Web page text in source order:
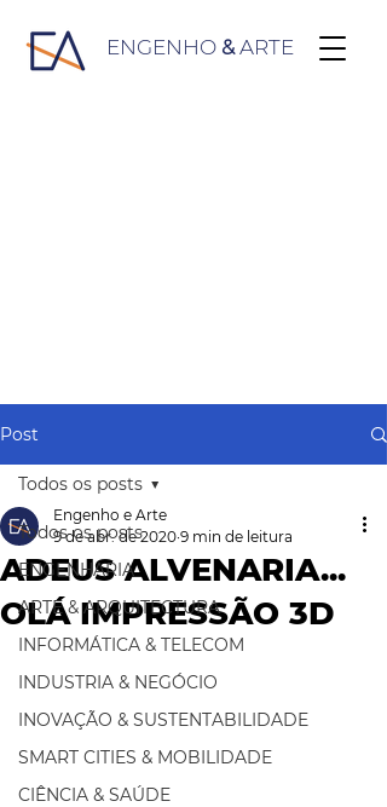
ENGENHO &ARTE
Post
Todos os posts
ENGENHARIA
ARTE & ARQUITECTURA
INFORMÁTICA & TELECOM
INDUSTRIA & NEGÓCIO
INOVAÇÃO & SUSTENTABILIDADE
SMART CITIES & MOBILIDADE
CIÊNCIA & SAÚDE
Todos os posts
ADEUS ALVENARIA...
OLÁ IMPRESSÃO 3D
Engenho e Arte
9 de abr. de 2020 9 min de leitura